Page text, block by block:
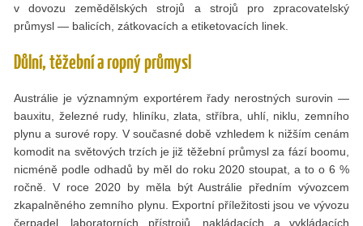
v dovozu zemědělských strojů a strojů pro zpracovatelský
průmysl — balicích, zátkovacích a etiketovacích linek.
Důlní, těžební a ropný průmysl
Austrálie je významným exportérem řady nerostných surovin —
bauxitu, železné rudy, hliníku, zlata, stříbra, uhlí, niklu, zemního
plynu a surové ropy. V současné době vzhledem k nižším cenám
komodit na světových trzích je již těžební průmysl za fází boomu,
nicméně podle odhadů by měl do roku 2020 stoupat, a to o 6 %
ročně. V roce 2020 by měla být Austrálie předním vývozcem
zkapalněného zemního plynu. Exportní příležitosti jsou ve vývozu
čerpadel, laboratorních přístrojů, nakládacích a vykládacích